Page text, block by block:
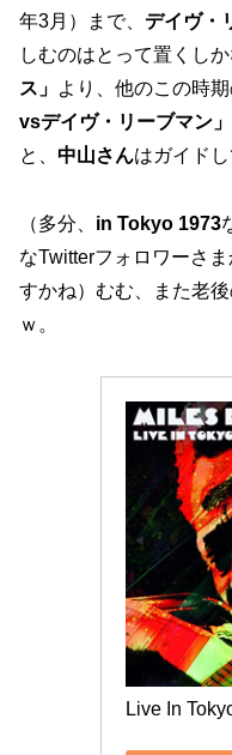
年3月）まで、 デイヴ・
しむのはとって置くしか
ス」 より、他のこの時
vsデイヴ・リーブマン」
と、 中山さんはガイドし
（多分、 in Tokyo 1973
なTwitterフォロワーさ
すかね）むむ、また老
ｗ。
Live In